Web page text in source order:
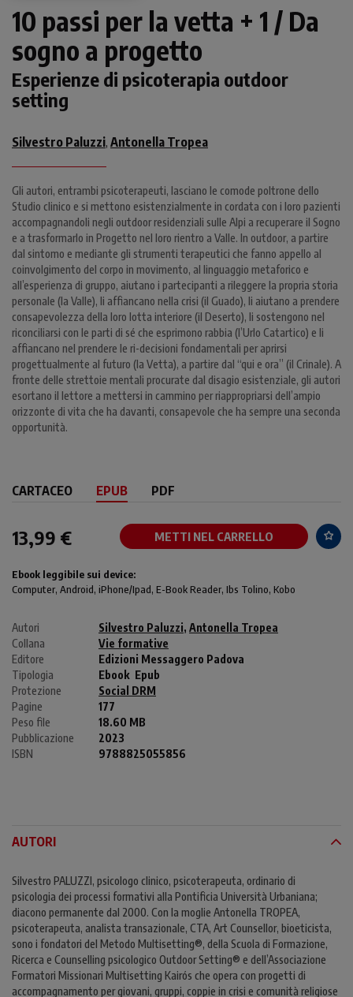
10 passi per la vetta + 1 / Da
sogno a progetto
Esperienze di psicoterapia outdoor
setting
Silvestro Paluzzi, Antonella Tropea
Gli autori, entrambi psicoterapeuti, lasciano le comode poltrone dello
Studio clinico e si mettono esistenzialmente in cordata con i loro pazienti
accompagnandoli negli outdoor residenziali sulle Alpi a recuperare il Sogno
e a trasformarlo in Progetto nel loro rientro a Valle. In outdoor, a partire
dal sintomo e mediante gli strumenti terapeutici che fanno appello al
coinvolgimento del corpo in movimento, al linguaggio metaforico e
all’esperienza di gruppo, aiutano i partecipanti a rileggere la propria storia
personale (la Valle), li affiancano nella crisi (il Guado), li aiutano a prendere
consapevolezza della loro lotta interiore (il Deserto), li sostengono nel
riconciliarsi con le parti di sé che esprimono rabbia (l’Urlo Catartico) e li
affiancano nel prendere le ri-decisioni fondamentali per aprirsi
progettualmente al futuro (la Vetta), a partire dal “qui e ora” (il Crinale). A
fronte delle strettoie mentali procurate dal disagio esistenziale, gli autori
esortano il lettore a mettersi in cammino per riappropriarsi dell’ampio
orizzonte di vita che ha davanti, consapevole che ha sempre una seconda
opportunità.
CARTACEO EPUB PDF
13,99 € METTI NEL CARRELLO
Ebook leggibile sui device:
Computer, Android, iPhone/Ipad, E-Book Reader, Ibs Tolino, Kobo
Autori Silvestro Paluzzi, Antonella Tropea
Collana
Vie formative
Editore
Edizioni Messaggero Padova
Tipologia
Ebook Epub
Protezione
Social DRM
Pagine
177
Peso file
18.60 MB
Pubblicazione
2023
ISBN
9788825055856
AUTORI
Silvestro PALUZZI, psicologo clinico, psicoterapeuta, ordinario di
psicologia dei processi formativi alla Pontificia Università Urbaniana;
diacono permanente dal 2000. Con la moglie Antonella TROPEA,
psicoterapeuta, analista transazionale, CTA, Art Counsellor, bioeticista,
sono i fondatori del Metodo Multisetting®, della Scuola di Formazione,
Ricerca e Counselling psicologico Outdoor Setting® e dell’Associazione
Formatori Missionari Multisetting Kairós che opera con progetti di
accompagnamento per giovani, gruppi, coppie in crisi e comunità religiose